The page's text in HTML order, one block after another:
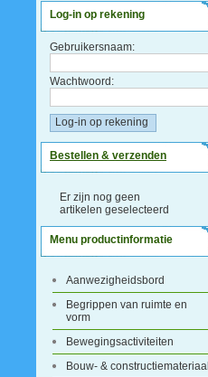
Log-in op rekening
Gebruikersnaam:
Wachtwoord:
Bestellen & verzenden
Er zijn nog geen
artikelen geselecteerd
Menu productinformatie
Aanwezigheidsbord
Begrippen van ruimte en
vorm
Bewegingsactiviteiten
Bouw- & constructiemateriaal